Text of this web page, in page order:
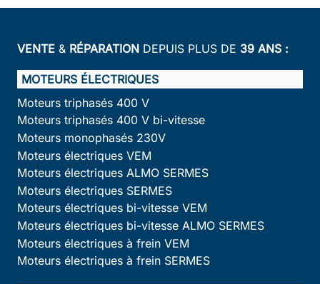
VENTE & RÉPARATION DEPUIS PLUS DE 39 ANS :
MOTEURS ÉLECTRIQUES
Moteurs triphasés 400 V
Moteurs triphasés 400 V bi-vitesse
Moteurs monophasés 230V
Moteurs électriques VEM
Moteurs électriques ALMO SERMES
Moteurs électriques SERMES
Moteurs électriques bi-vitesse VEM
Moteurs électriques bi-vitesse ALMO SERMES
Moteurs électriques à frein VEM
Moteurs électriques à frein SERMES